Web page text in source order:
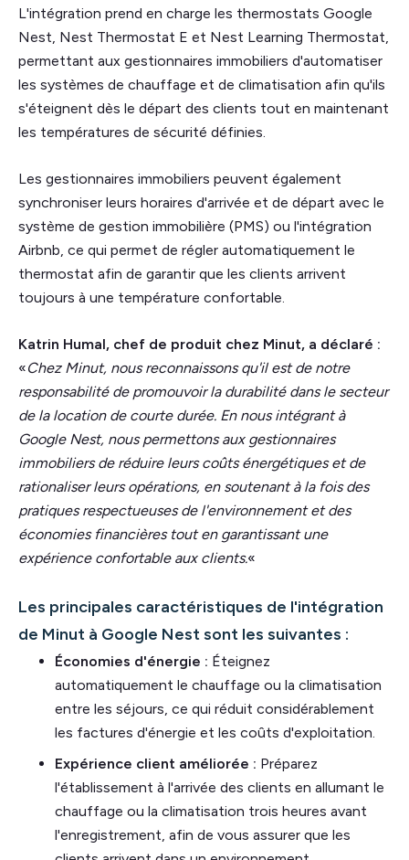
L'intégration prend en charge les thermostats Google
Nest, Nest Thermostat E et Nest Learning Thermostat,
permettant aux gestionnaires immobiliers d'automatiser
les systèmes de chauffage et de climatisation afin qu'ils
s'éteignent dès le départ des clients tout en maintenant
les températures de sécurité définies.
Les gestionnaires immobiliers peuvent également
synchroniser leurs horaires d'arrivée et de départ avec le
système de gestion immobilière (PMS) ou l'intégration
Airbnb, ce qui permet de régler automatiquement le
thermostat afin de garantir que les clients arrivent
toujours à une température confortable.
Katrin Humal, chef de produit chez Minut, a déclaré :
«Chez Minut, nous reconnaissons qu'il est de notre
responsabilité de promouvoir la durabilité dans le secteur
de la location de courte durée. En nous intégrant à
Google Nest, nous permettons aux gestionnaires
immobiliers de réduire leurs coûts énergétiques et de
rationaliser leurs opérations, en soutenant à la fois des
pratiques respectueuses de l'environnement et des
économies financières tout en garantissant une
expérience confortable aux clients.«
Les principales caractéristiques de l'intégration
de Minut à Google Nest sont les suivantes :
Économies d'énergie : Éteignez
automatiquement le chauffage ou la climatisation
entre les séjours, ce qui réduit considérablement
les factures d'énergie et les coûts d'exploitation.
Expérience client améliorée : Préparez
l'établissement à l'arrivée des clients en allumant le
chauffage ou la climatisation trois heures avant
l'enregistrement, afin de vous assurer que les